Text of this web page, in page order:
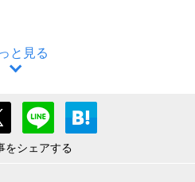
と見る
をシェアする